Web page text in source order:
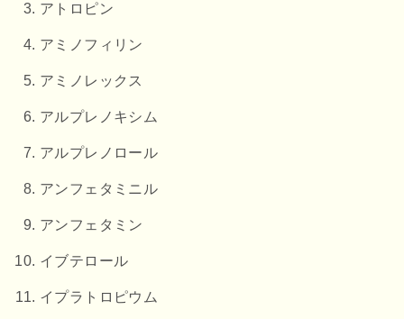
アトロピン
アミノフィリン
アミノレックス
アルプレノキシム
アルプレノロール
アンフェタミニル
アンフェタミン
イブテロール
イプラトロピウム